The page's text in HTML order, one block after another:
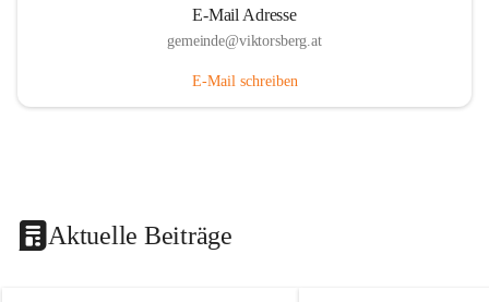
E-Mail Adresse
gemeinde@viktorsberg.at
E-Mail schreiben
Aktuelle Beiträge